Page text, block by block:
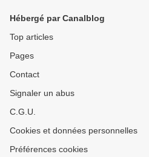
sondages étaient biaisés
pour favoriser Harris alors
donnaient Trump gagnant.
Hébergé par Canalblog
Top articles
Pages
Contact
Signaler un abus
C.G.U.
Cookies et données personnelles
Préférences cookies